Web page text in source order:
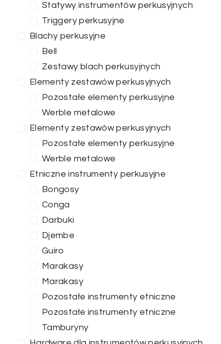
Statywy instrumentów perkusyjnych
Triggery perkusyjne
Blachy perkusyjne
Bell
Zestawy blach perkusyjnych
Elementy zestawów perkusyjnych
Pozostałe elementy perkusyjne
Werble metalowe
Elementy zestawów perkusyjnych
Pozostałe elementy perkusyjne
Werble metalowe
Etniczne instrumenty perkusyjne
Bongosy
Conga
Darbuki
Djembe
Guiro
Marakasy
Marakasy
Pozostałe instrumenty etniczne
Pozostałe instrumenty etniczne
Tamburyny